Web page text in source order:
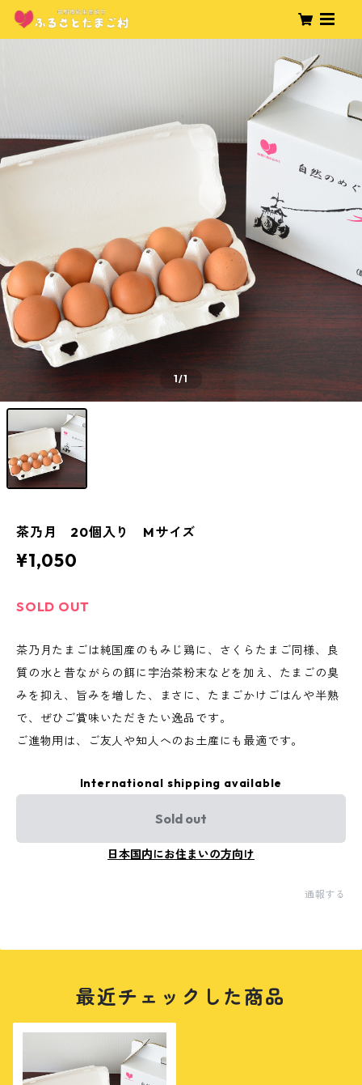
1/1
茶乃月 20個入り Mサイズ
¥1,050
SOLD OUT
茶乃月たまごは純国産のもみじ鶏に、さくらたまご同様、良
質の水と昔ながらの餌に宇治茶粉末などを加え、たまごの臭
みを抑え、旨みを増した、まさに、たまごかけごはんや半熟
で、ぜひご賞味いただきたい逸品です。
ご進物用は、ご友人や知人へのお土産にも最適です。
International shipping available
Sold out
日本国内にお住まいの方向け
通報する
最近チェックした商品